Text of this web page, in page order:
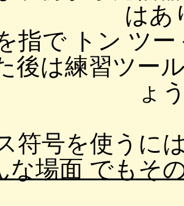
はあ
指で トン ツ
後は練習ツー
ょ
符号を使うに
な場面 でもそ